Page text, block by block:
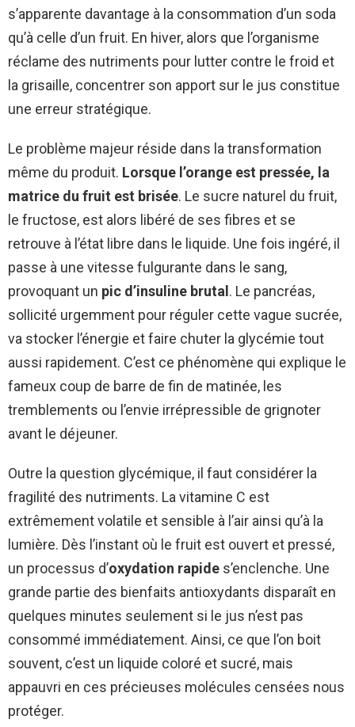
s’apparente davantage à la consommation d’un soda
qu’à celle d’un fruit. En hiver, alors que l’organisme
réclame des nutriments pour lutter contre le froid et
la grisaille, concentrer son apport sur le jus constitue
une erreur stratégique.
Le problème majeur réside dans la transformation
même du produit. Lorsque l’orange est pressée, la
matrice du fruit est brisée. Le sucre naturel du fruit,
le fructose, est alors libéré de ses fibres et se
retrouve à l’état libre dans le liquide. Une fois ingéré, il
passe à une vitesse fulgurante dans le sang,
provoquant un pic d’insuline brutal . Le pancréas,
sollicité urgemment pour réguler cette vague sucrée,
va stocker l’énergie et faire chuter la glycémie tout
aussi rapidement. C’est ce phénomène qui explique le
fameux coup de barre de fin de matinée, les
tremblements ou l’envie irrépressible de grignoter
avant le déjeuner.
Outre la question glycémique, il faut considérer la
fragilité des nutriments. La vitamine C est
extrêmement volatile et sensible à l’air ainsi qu’à la
lumière. Dès l’instant où le fruit est ouvert et pressé,
un processus d’oxydation rapide s’enclenche. Une
grande partie des bienfaits antioxydants disparaît en
quelques minutes seulement si le jus n’est pas
consommé immédiatement. Ainsi, ce que l’on boit
souvent, c’est un liquide coloré et sucré, mais
appauvri en ces précieuses molécules censées nous
protéger.